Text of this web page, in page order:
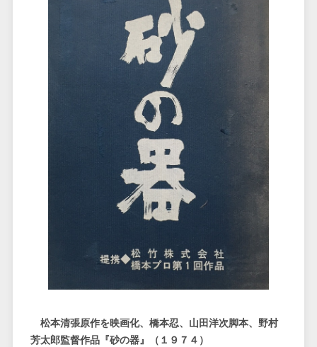
松本清張原作を映画化、橋本忍、山田洋次脚本、野村
芳太郎監督作品『砂の器』（１９７４）